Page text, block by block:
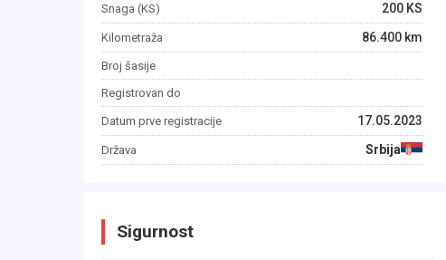
Snaga (KS) 200 KS
Kilometraža 86.400 km
Broj šasije
Registrovan do
Datum prve registracije 17.05.2023
Država Srbija
Sigurnost